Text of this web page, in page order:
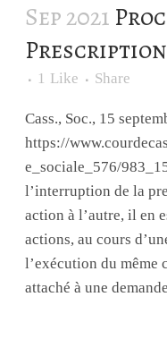
Sep 2021
1 Like Share
Cass., Soc., 15
https://
e_sociale_576/
l’interruption de la
action à l’autre, il en
actions, au cours
l’exécution du
attaché à une